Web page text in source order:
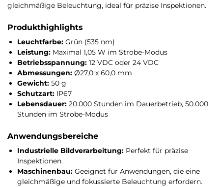
gleichmäßige Beleuchtung, ideal für präzise Inspektionen.
Produkthighlights
Leuchtfarbe: Grün (535 nm)
Leistung: Maximal 1,05 W im Strobe-Modus
Betriebsspannung: 12 VDC oder 24 VDC
Abmessungen: Ø27,0 x 60,0 mm
Gewicht: 50 g
Schutzart: IP67
Lebensdauer: 20.000 Stunden im Dauerbetrieb, 50.000
Stunden im Strobe-Modus
Anwendungsbereiche
Industrielle Bildverarbeitung: Perfekt für präzise
Inspektionen.
Maschinenbau: Geeignet für Anwendungen, die eine
gleichmäßige und fokussierte Beleuchtung erfordern.